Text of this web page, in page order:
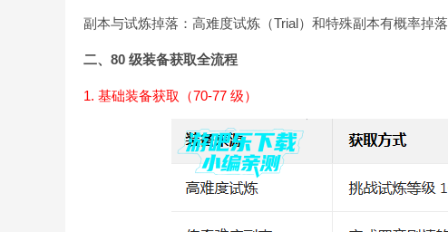
副本与试炼掉落：高难度试炼（Trial）和特殊副本有概率掉落
二、80 级装备获取全流程
1. 基础装备获取（70-77 级）